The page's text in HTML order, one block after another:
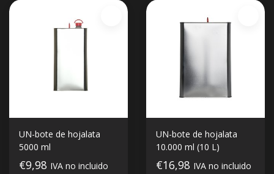
UN-bote de hojalata
5000 ml
€9,98 IVA no incluido
UN-bote de hojalata
10.000 ml (10 L)
€16,98 IVA no incluido